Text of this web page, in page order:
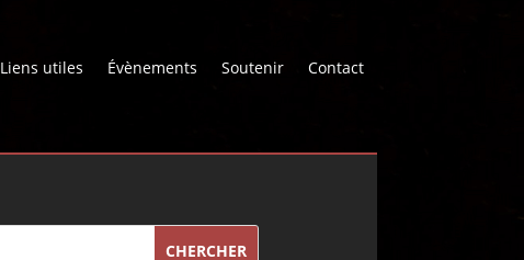
Liens utiles Évènements Soutenir Contact